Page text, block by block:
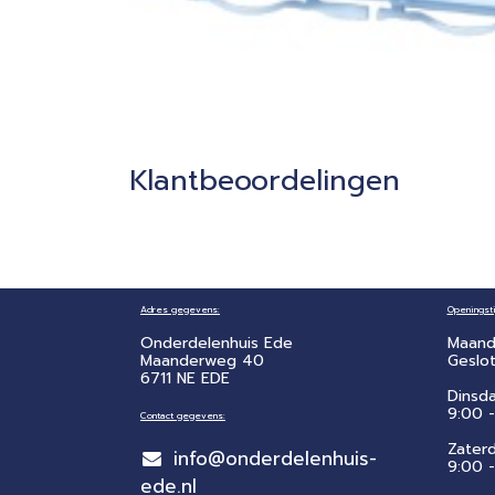
Klantbeoordelingen
Adres gegevens:
Onderdelenhuis Ede
Maanderweg 40
6711 NE EDE
Contact gegevens:
info@onderdelenhuis-
ede.nl
9:00
​9:00